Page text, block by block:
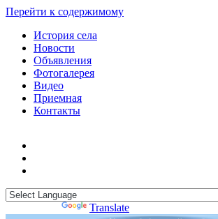
Перейти к содержимому
История села
Новости
Объявления
Фотогалерея
Видео
Приемная
Контакты
Translate